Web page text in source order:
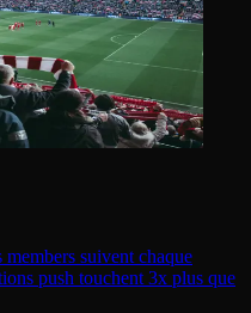
suivent chaque
push touchent 3x plus que